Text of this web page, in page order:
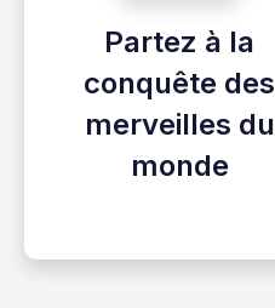
Partez à la
conquête des
merveilles du
monde